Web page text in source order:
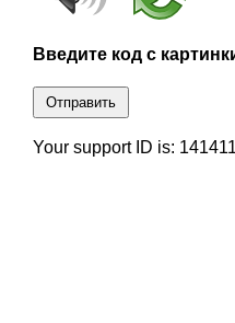
Введите код с
Отправить
Your support ID is: